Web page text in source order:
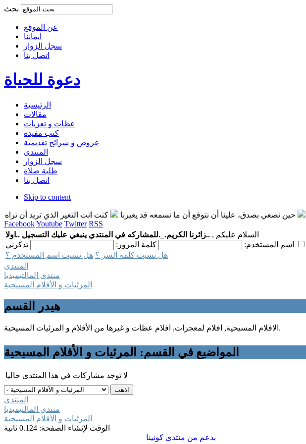
عن الموقع
ايماننا
سجل الزوار
اتصل بنا
دعوة للحياة
الرئيسية
مقالات
عظات و تعزيات
كتب مفيدة
عروض و شرائح تقديمية
المنتدى
سجل الزوار
طلبة صلاة
اتصل بنا
Skip to content
حين نصغي بصدق، علينا أن نتوقع أن ما نسمعه قد يغيرنا كنت انت التغير الذي تريد أن تراه
FacebookYoutube Twitter RSS
السلام عليكم , ..زائرنا الكريم._.للمشاركه في المنتدي ينبغي عليك التسجيل ..اولا
اسم المستخدم:
كلمة المرور:
هل نسيت كلمة السر ؟ هل نسيت اسم المستخدم ؟
المنتدى
منتدى المالتيميديا
المرئيات و الأفلام المسيحية
هيدر القسم
الافلام المسيحية, افلام لمعجزات, افلام عظات و غيرها من الأفلام و المرئيات المسيحية.
المواضيع في القسم: المرئيات و الأفلام المسيحية
لا توجد مشاركات في هذا المنتدى حاليا
المنتدى
منتدى المالتيميديا
المرئيات و الأفلام المسيحية
الوقت لإنشاء الصفحة: 0.124 ثانية
بدعم من منتدى كونينا